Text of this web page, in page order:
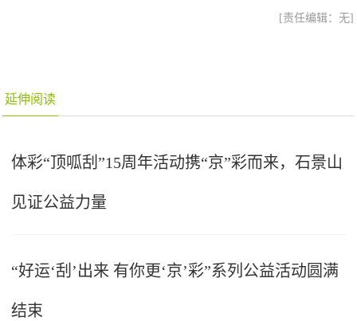
[责任编辑：无]
延伸阅读
体彩“顶呱刮”15周年活动携“京”彩而来，石景山
见证公益力量
“好运‘刮’出来 有你更‘京’彩”系列公益活动圆满
结束